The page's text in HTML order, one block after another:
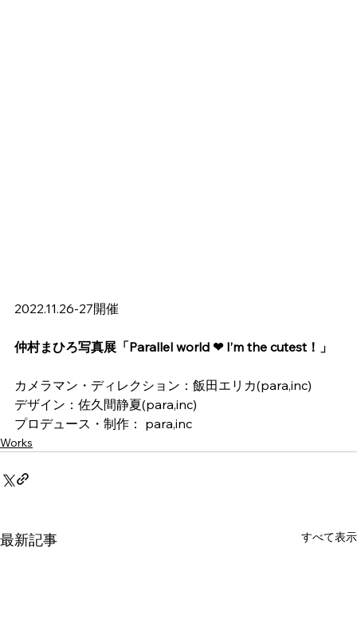
2022.11.26-27開催
仲村まひろ写真展「Parallel world ❤︎ I’m the cutest！」
カメラマン・ディレクション：飯田エリカ(para,inc)
デザイン：佐久間静夏(para,inc)
プロデュース・制作： para,inc
Works
最新記事 すべて表示